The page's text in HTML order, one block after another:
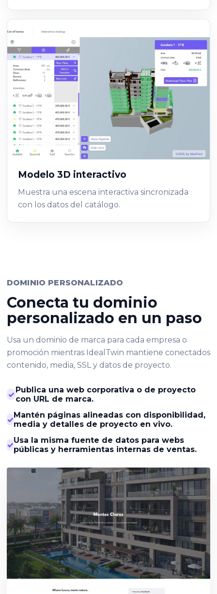
Modelo 3D interactivo
Muestra una escena interactiva sincronizada
con los datos del catálogo.
DOMINIO PERSONALIZADO
Conecta tu dominio
personalizado en un paso
Usa un dominio de marca para cada empresa o
promoción mientras IdealTwin mantiene conectados
contenido, media, SSL y datos de proyecto.
✓
Publica una web corporativa o de proyecto
con URL de marca.
✓
Mantén páginas alineadas con disponibilidad,
media y detalles de proyecto en vivo.
✓
Usa la misma fuente de datos para webs
públicas y herramientas internas de ventas.